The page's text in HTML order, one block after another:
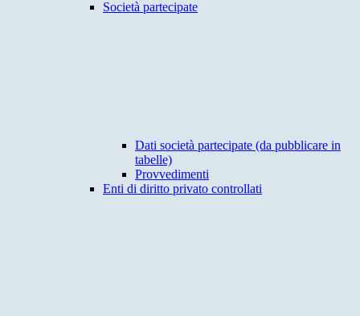
Società partecipate
Dati società partecipate (da pubblicare in
tabelle)
Provvedimenti
Enti di diritto privato controllati